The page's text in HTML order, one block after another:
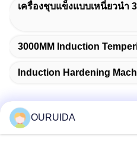
เครื่องชุบแข็งแบบเหนี่ยวนำ
3000MM Induction
Induction Hardening
OURUIDA